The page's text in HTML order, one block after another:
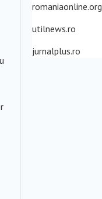
romaniaonline.org
utilnews.ro
jurnalplus.ro